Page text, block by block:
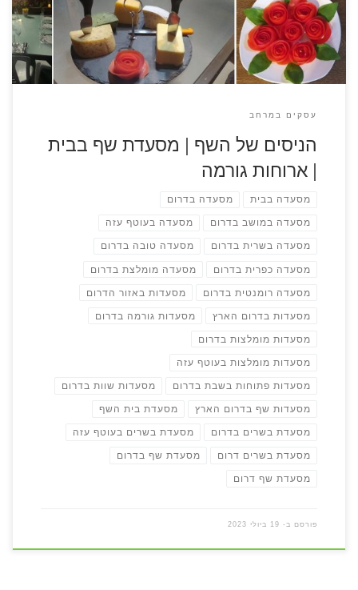
עשוי פרופיל מתכת וזכוכית, אטום וממוזג, נעים בימי […]
עסקים במרחב
הניסים של השף | מסעדת שף בבית
| ארוחות גורמה
מסעדה בבית מסעדה בדרום
מסעדה במושב בדרום מסעדה בעוטף עזה
מסעדה בשרית בדרום מסעדה טובה בדרום
מסעדה כפרית בדרום מסעדה מומלצת בדרום
מסעדה רומנטית בדרום מסעדות באזור הדרום
מסעדות בדרום הארץ מסעדות גורמה בדרום
מסעדות מומלצות בדרום
מסעדות מומלצות בעוטף עזה
מסעדות פתוחות בשבת בדרום מסעדות שוות בדרום
מסעדות שף בדרום הארץ מסעדת בית השף
מסעדת בשרים בדרום מסעדת בשרים בעוטף עזה
מסעדת בשרים דרום מסעדת שף בדרום
מסעדת שף דרום
פורסם ב- 19 ביולי 2023